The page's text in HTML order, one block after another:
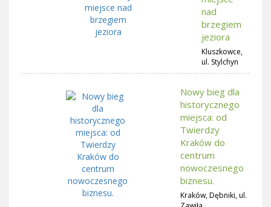
nad
brzegiem
jeziora
Kluszkowce,
ul. Stylchyn
Nowy bieg dla
historycznego
miejsca: od
Twierdzy
Kraków do
centrum
nowoczesnego
biznesu.
Kraków, Dębniki, ul.